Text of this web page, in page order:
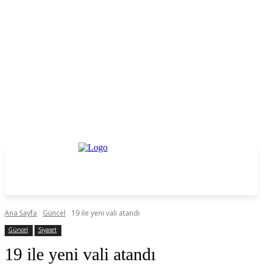
Ana Sayfa Güncel 19 ile yeni vali atandı
Güncel Siyaset
19 ile yeni vali atandı